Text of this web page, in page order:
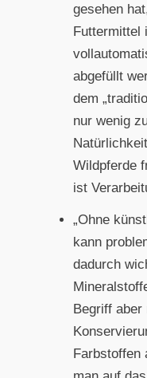
gesehen
Futtermittel
abgefüllt
dem
nur wenig
Wildpferde
ist
„Ohne
kann
dadurch
Begriff aber
Farbstoffen